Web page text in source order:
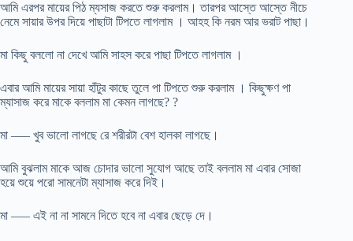
আমি এরপর মায়ের পিঠ ম্যসাজ করতে শুরু করলাম। তারপর আস্তে আস্তে নীচে
নেমে সায়ার উপর দিয়ে পাছাটা টিপতে লাগলাম । আহহ কি নরম আর ভরাট পাছা।
মা কিছু বললো না দেখে আমি সাহস করে পাছা টিপতে লাগলাম ।
এবার আমি মায়ের সায়া হাঁটুর কাছে তুলে পা টিপতে শুরু করলাম । কিছুক্ষণ পা
ম্যাসাজ করে মাকে বললাম মা কেমন লাগছে? ?
মা —– খুব ভালো লাগছে রে শরীরটা বেশ হালকা লাগছে।
আমি বুঝলাম মাকে আজ চোদার ভালো সুযোগ আছে তাই বললাম মা এবার সোজা
হয়ে শুয়ে পরো সামনেটা ম্যাসাজ করে দিই।
মা —– এই না না সামনে দিতে হবে না এবার ছেড়ে দে।